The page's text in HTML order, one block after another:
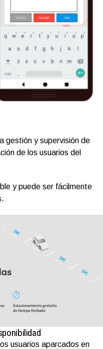
gestión y supervisión de
de los usuarios del
y puede ser fácilmente
usuarios aparcados en